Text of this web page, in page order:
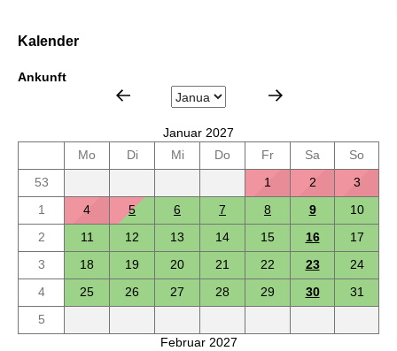
Kalender
Ankunft
Januar 2027
Mo
Di Mi Do Fr Sa
So
53
1 2
3
1
4 5 6 7 8 9
10
2
11 12 13 14 15 16
17
3
18 19 20 21 22 23
24
4
25 26 27 28 29 30
31
5
Februar 2027